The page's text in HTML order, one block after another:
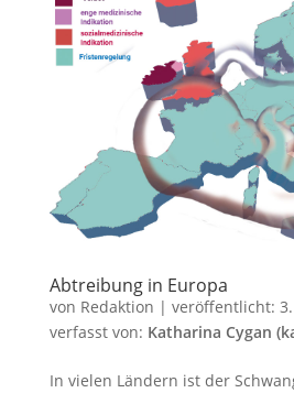
Abtreibung in Europa
von Redaktion | veröffentlicht:
verfasst von: Katharina Cygan
In vielen Ländern ist der